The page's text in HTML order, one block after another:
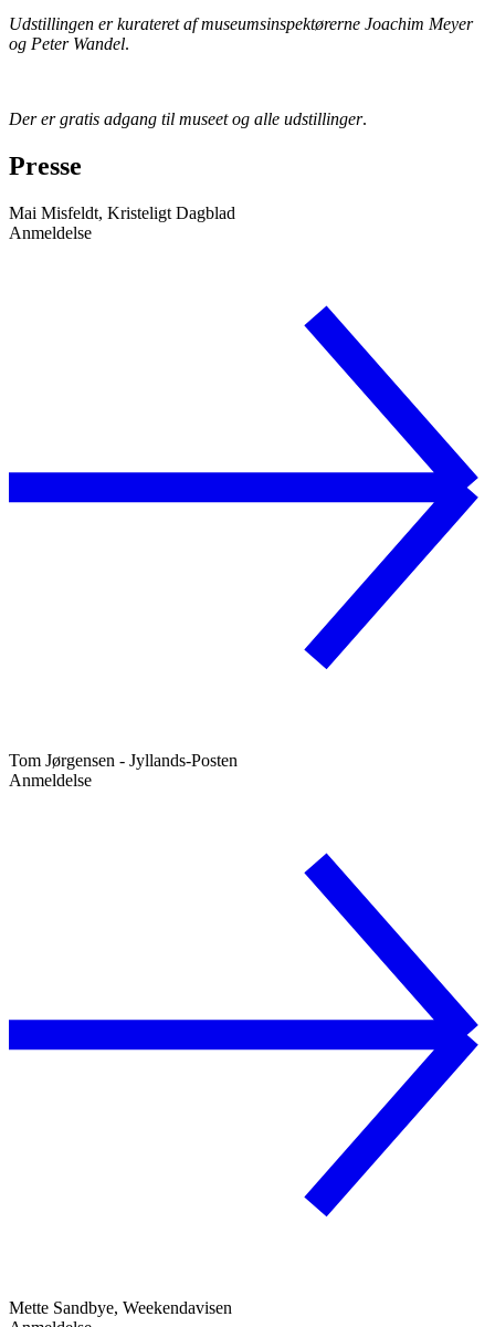
Udstillingen er kurateret af museumsinspektørerne Joachim Meyer
og Peter Wandel.
Der er gratis adgang til museet og alle udstillinger.
Presse
Mai Misfeldt, Kristeligt Dagblad
Anmeldelse
Tom Jørgensen - Jyllands-Posten
Anmeldelse
Mette Sandbye, Weekendavisen